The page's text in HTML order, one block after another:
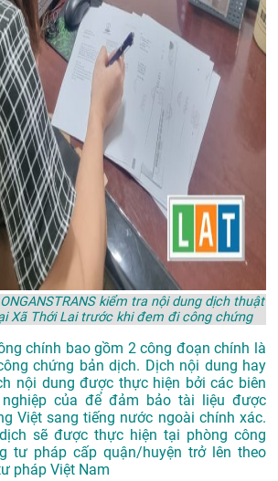
kiểm tra nội dung dịch thuật
Xã Thới Lai trước khi đem đi công chứng
chính bao gồm 2 công đoạn chính là
chứng bản dịch. Dịch nội dung hay
nội dung được thực hiện bởi các biên
của để đảm bảo tài liệu được
Việt sang tiếng nước ngoài chính xác.
sẽ được thực hiện tại phòng công
tư pháp cấp quận/huyện trở lên theo
pháp Việt Nam